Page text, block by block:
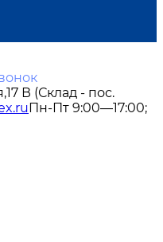
В (Склад - пос.
Пн-Пт 9:00—17:00;